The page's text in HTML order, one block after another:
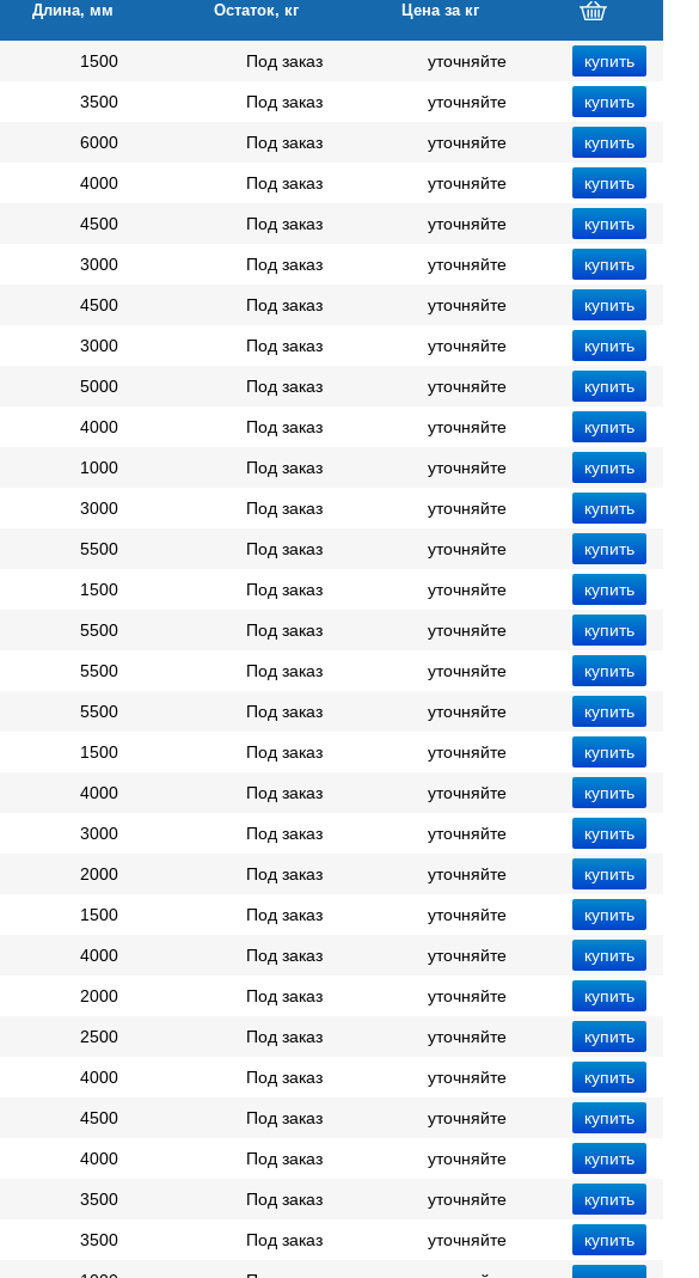
Длина, мм Остаток, кг Цена за кг
1500 Под заказ уточняйте
3500 Под заказ уточняйте
6000 Под заказ уточняйте
4000 Под заказ уточняйте
4500 Под заказ уточняйте
3000 Под заказ уточняйте
4500 Под заказ уточняйте
3000 Под заказ уточняйте
5000 Под заказ уточняйте
4000 Под заказ уточняйте
1000 Под заказ уточняйте
3000 Под заказ уточняйте
5500 Под заказ уточняйте
1500 Под заказ уточняйте
5500 Под заказ уточняйте
5500 Под заказ уточняйте
5500 Под заказ уточняйте
1500 Под заказ уточняйте
4000 Под заказ уточняйте
3000 Под заказ уточняйте
2000 Под заказ уточняйте
1500 Под заказ уточняйте
4000 Под заказ уточняйте
2000 Под заказ уточняйте
2500 Под заказ уточняйте
4000 Под заказ уточняйте
4500 Под заказ уточняйте
4000 Под заказ уточняйте
3500 Под заказ уточняйте
3500 Под заказ уточняйте